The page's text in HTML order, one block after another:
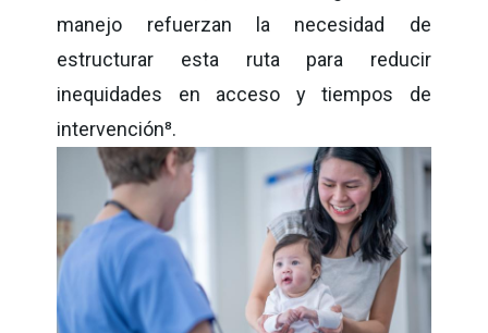
manejo refuerzan la necesidad de
estructurar esta ruta para reducir
inequidades en acceso y tiempos de
intervención⁸.